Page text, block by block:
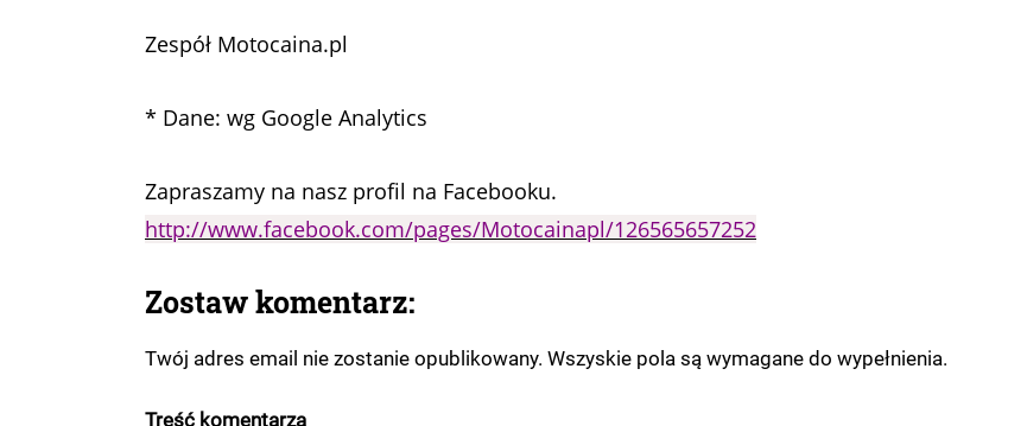
Zespół Motocaina.pl
* Dane: wg Google Analytics
Zapraszamy na nasz profil na Facebooku.
http://www.facebook.com/pages/Motocainapl/126565657252
Zostaw komentarz:
Twój adres email nie zostanie opublikowany. Wszyskie pola są wymagane do wypełnienia.
Treść komentarza